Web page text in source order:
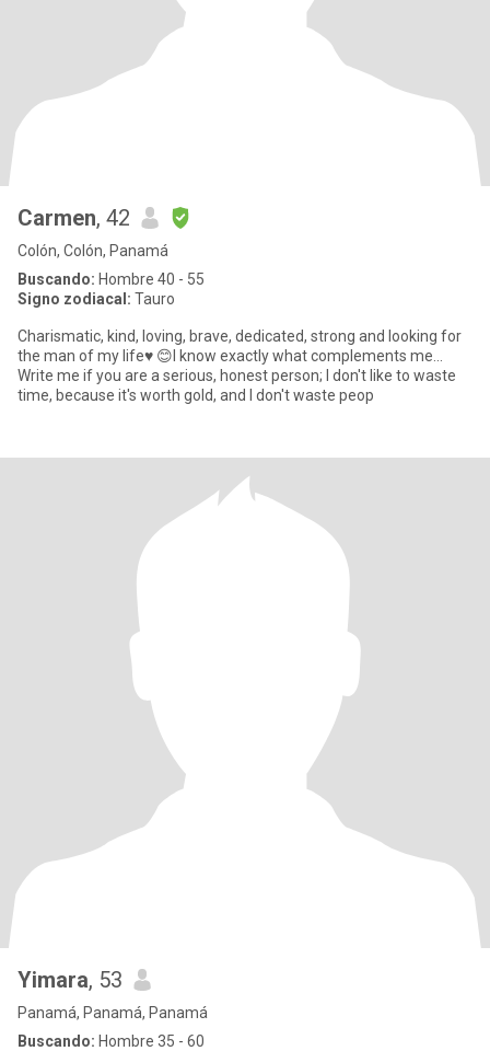
Carmen, 42
Colón, Colón, Panamá
Buscando: Hombre 40 - 55
Signo zodiacal: Tauro
Charismatic, kind, loving, brave, dedicated, strong and looking for
the man of my life♥ ️😊I know exactly what complements me...
Write me if you are a serious, honest person; I don't like to waste
time, because it's worth gold, and I don't waste peop
Yimara, 53
Panamá, Panamá, Panamá
Buscando: Hombre 35 - 60